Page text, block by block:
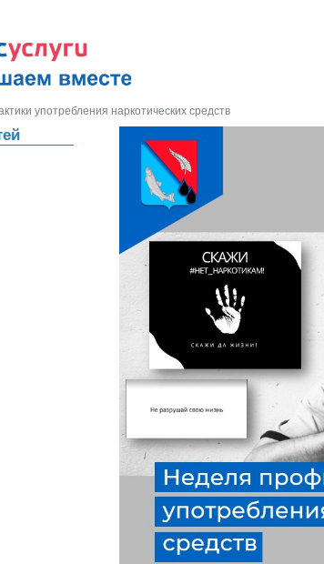
употребления наркотических средств